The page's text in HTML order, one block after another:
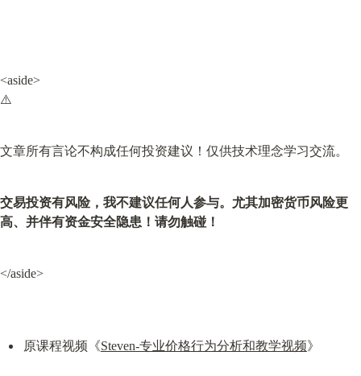
<aside>
⚠️
文章所有言论不构成任何投资建议！仅供技术理念学习交流。
交易投资有风险，我不建议任何人参与。尤其加密货币风险更
高、并伴有资金安全隐患！请勿触碰！
</aside>
原课程视频《Steven-专业价格行为分析和教学视频》